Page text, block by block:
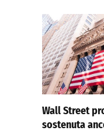
Wall Street
sostenuta